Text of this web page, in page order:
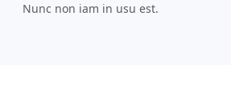
Nunc non iam in usu est.